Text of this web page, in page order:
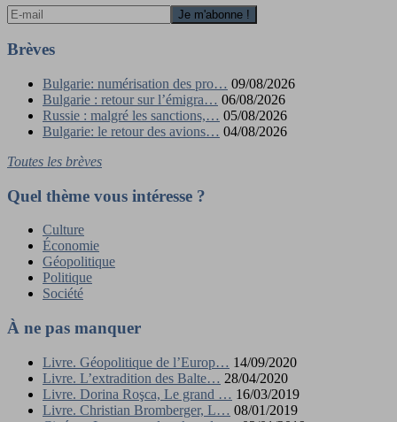
Brèves
Bulgarie: numérisation des pro… 09/08/2026
Bulgarie : retour sur l’émigra… 06/08/2026
Russie : malgré les sanctions,… 05/08/2026
Bulgarie: le retour des avions… 04/08/2026
Toutes les brèves
Quel thème vous intéresse ?
Culture
Économie
Géopolitique
Politique
Société
À ne pas manquer
Livre. Géopolitique de l’Europ… 14/09/2020
Livre. L’extradition des Balte… 28/04/2020
Livre. Dorina Roşca, Le grand … 16/03/2019
Livre. Christian Bromberger, L… 08/01/2019